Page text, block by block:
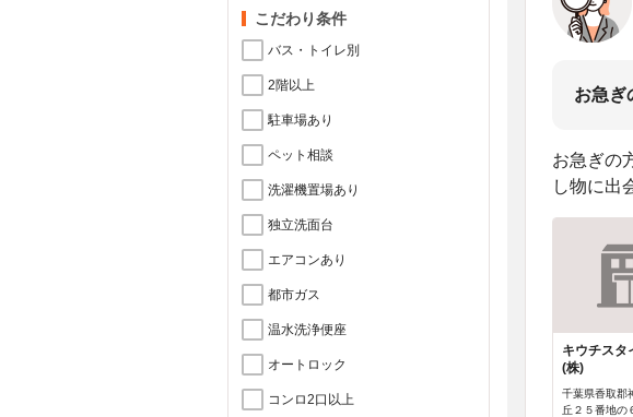
こだわり条件
バス・トイレ別
2階以上
駐車場あり
ペット相談
洗濯機置場あり
独立洗面台
エアコンあり
都市ガス
温水洗浄便座
オートロック
コンロ2口以上
お急ぎ
お急ぎの
し物に出
キウチスタ
(株)
千葉県香取郡
丘２５番地の